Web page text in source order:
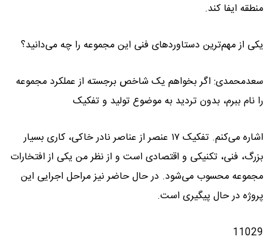
منطقه ایفا کند.
یکی از مهم‌ترین دستاوردهای فنی این مجموعه را چه می‌دانید؟
سعدمحمدی: اگر بخواهم یک شاخص برجسته از عملکرد مجموعه
را نام ببرم، بدون تردید به موضوع تولید و تفکیک
اشاره می‌کنم. تفکیک ۱۷ عنصر از عناصر نادر خاکی، کاری بسیار
بزرگ، فنی، تکنیکی و اقتصادی است و از نظر من یکی از افتخارات
مجموعه محسوب می‌شود. در حال حاضر نیز مراحل اجرایی این
پروژه در حال پیگیری است.
11029